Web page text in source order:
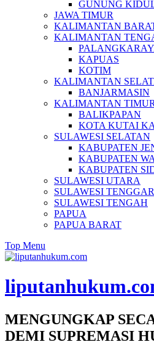
GUNUNG
JAWA TIMUR
KALIMANTAN
KALIMANTAN
KAPUAS
KOTIM
KALIMANTAN
BANJARMASIN
KALIMANTAN TIMUR
BALIKPAPAN
KOTA KUTAI
SULAWESI SELATAN
KABUPATEN
KABUPATEN
KABUPATEN
SULAWESI UTARA
SULAWESI
SULAWESI TENGAH
PAPUA
PAPUA BARAT
Top Menu
MENGUNGKAP
DEMI SUPREMASI